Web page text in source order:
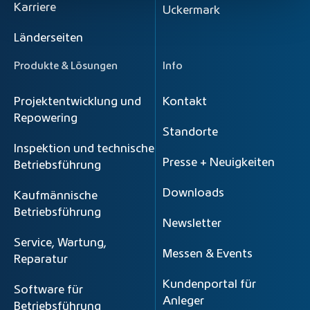
Karriere
Länderseiten
Uckermark
Produkte & Lösungen
Projektentwicklung und
Repowering
Inspektion und technische
Betriebsführung
Kaufmännische
Betriebsführung
Service, Wartung,
Reparatur
Software für
Betriebsführung
Info
Kontakt
Standorte
Presse + Neuigkeiten
Downloads
Newsletter
Messen & Events
Kundenportal für
Anleger